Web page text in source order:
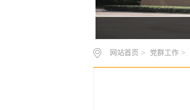
网站首页 > 党群工作 >